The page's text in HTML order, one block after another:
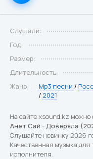
Слушали:
Год:
Размер:
Длительность:
Жанр:
Mp3 песни /
/ 2021
На сайте xsound.kz можно
Анет Сай - Доверяла
Слушайте новинку 2026
Качественная музыка
исполнителя.